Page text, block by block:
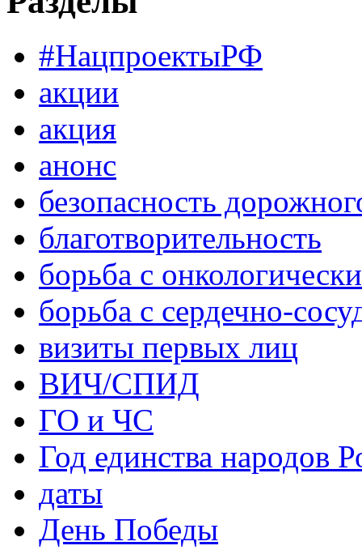
#НацпроектыРФ
акции
акция
анонс
безопасность
благотворительность
борьба с
борьба с сердечно-
визиты первых лиц
ВИЧ/СПИД
ГО и ЧС
Год единства народов
даты
День Победы